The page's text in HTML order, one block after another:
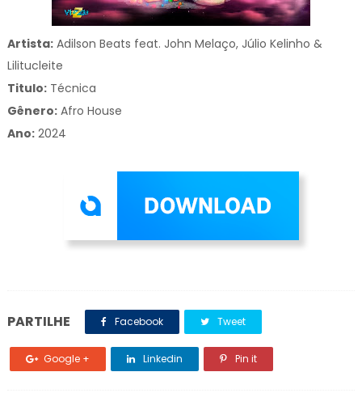
Artista:Adilson Beats feat. John Melaço, Júlio Kelinho &
Lilitucleite
Titulo:Técnica
Gênero: Afro House
Ano:2024
PARTILHE Facebook Tweet
Google + Linkedin Pin it